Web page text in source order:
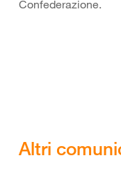
Confederazione.
Altri